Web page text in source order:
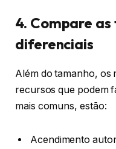
4. Compare
diferenciais
Além do tamanho, os
recursos que podem
mais comuns, estão:
Acendimento